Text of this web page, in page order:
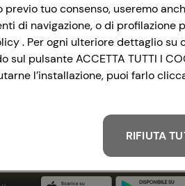
Le cooperative
News & Approfondimenti
Richiami prodotto
tuo consenso, useremo
di navigazione, o di profilazione
. Per ogni ulteriore dettaglio
pulsante ACCETTA TUTTI I
l’installazione, puoi farlo
RIFIUTA